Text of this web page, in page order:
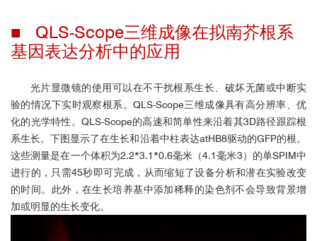
■ QLS-Scope三维成像在拟南芥根系
基因表达分析中的应用
光片显微镜的使用可以在不干扰根系生长、破坏无菌或中断实
验的情况下实时观察根系。QLS-Scope三维成像具有高分辨率、优
化的光学特性。QLS-Scope的高速和简单性来沿着其3D路径跟踪根
系生长。下图显示了在生长和沿着中柱表达atHB8驱动的GFP的根。
这些测量是在一个体积为2.2*3.1*0.6毫米（4.1毫米3）的单SPIM中
进行的，只需45秒即可完成，从而缩短了设备分析和潜在实验改变
的时间。此外，在生长培养基中添加稀释的染色剂不会导致背景增
加或明显的生长变化。